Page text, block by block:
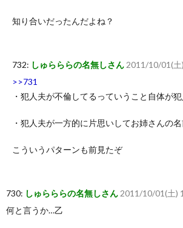
知り合いだったんだよね？
732: しゅらららの名無しさん 2011/10/01(
>>731
・犯人夫が不倫してるっていうこと自体が
・犯人夫が一方的に片思いしてお姉さんの
こういうパターンも前見たぞ
730: しゅらららの名無しさん 2011/10/01(土)
何と言うか…乙